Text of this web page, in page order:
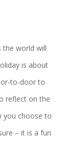
the world will
is about
to-door to
reflect on the
you choose to
– it is a fun